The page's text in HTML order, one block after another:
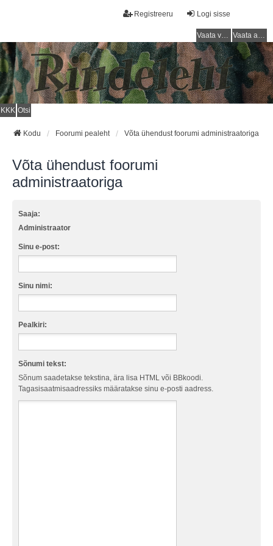
Logi sisse
Registreeru
Vaata vastamata teemasi Vaata aktiivseid teemasid
KKK Otsi
Kodu Foorumi pealeht Võta ühendust foorumi administraatoriga
Võta ühendust foorumi
administraatoriga
Saaja:
Administraator
Sinu e-post:
Sinu nimi:
Pealkiri:
Sõnumi tekst:
Sõnum saadetakse tekstina, ära lisa HTML või BBkoodi.
Tagasisaatmisaadressiks määratakse sinu e-posti aadress.